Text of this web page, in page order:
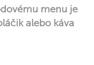
menu je
alebo káva